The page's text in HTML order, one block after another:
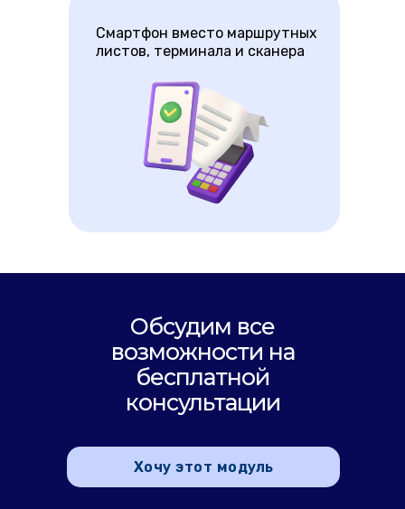
Обсудим все
возможности на
бесплатной
консультации
Хочу этот модуль
Смартфон вместо маршрутных
листов, терминала и сканера